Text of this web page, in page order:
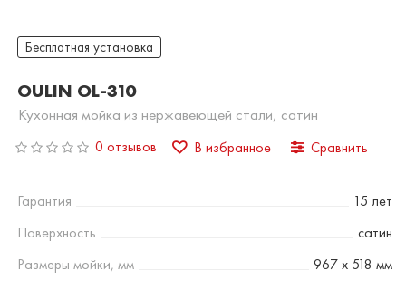
Бесплатная установка
OULIN OL-310
Кухонная мойка из нержавеющей стали, сатин
0 отзывов В избранное Сравнить
Гарантия
15 лет
Поверхность
сатин
Размеры мойки, мм
967 x 518 мм